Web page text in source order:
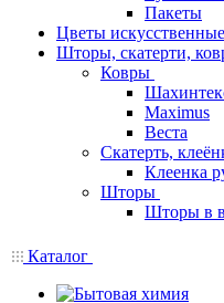
Пакеты
Цветы
Шторы, скатерти,
Ковры
Maximus
Веста
Скатерть,
Клеенка
Шторы
Шторы в
Каталог